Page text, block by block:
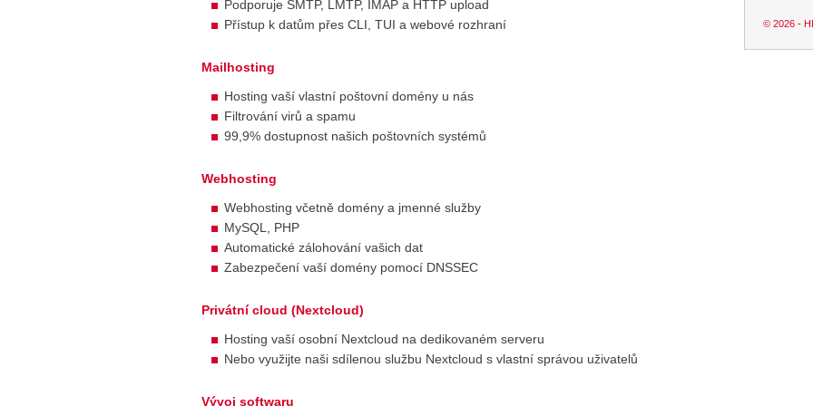
Podporuje SMTP, LMTP, IMAP a HTTP upload
Přístup k datům přes CLI, TUI a webové rozhraní
Mailhosting
Hosting vaší vlastní poštovní domény u nás
Filtrování virů a spamu
99,9% dostupnost našich poštovních systémů
Webhosting
Webhosting včetně domény a jmenné služby
MySQL, PHP
Automatické zálohování vašich dat
Zabezpečení vaší domény pomocí DNSSEC
Privátní cloud (Nextcloud)
Hosting vaší osobní Nextcloud na dedikovaném serveru
Nebo využijte naši sdílenou službu Nextcloud s vlastní správou uživatelů
Vývoj softwaru
© 2026 -